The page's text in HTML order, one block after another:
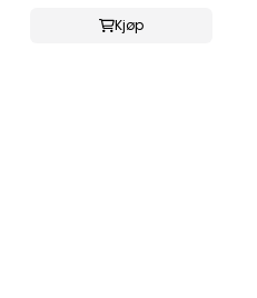
Kjøp